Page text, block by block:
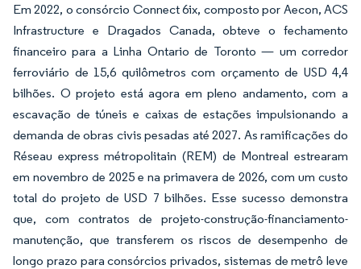
Em 2022, o consórcio Connect 6ix, composto por Aecon, ACS
Infrastructure e Dragados Canada, obteve o fechamento
financeiro para a Linha Ontario de Toronto — um corredor
ferroviário de 15,6 quilômetros com orçamento de USD 4,4
bilhões. O projeto está agora em pleno andamento, com a
escavação de túneis e caixas de estações impulsionando a
demanda de obras civis pesadas até 2027. As ramificações do
Réseau express métropolitain (REM) de Montreal estrearam
em novembro de 2025 e na primavera de 2026, com um custo
total do projeto de USD 7 bilhões. Esse sucesso demonstra
que, com contratos de projeto-construção-financiamento-
manutenção, que transferem os riscos de desempenho de
longo prazo para consórcios privados, sistemas de metrô leve